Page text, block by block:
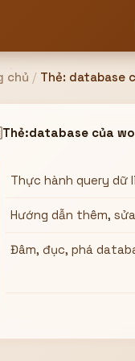
ký
Website!
chủ / Thẻ: database
Thẻ:database của
Thực hành query dữ
Hướng dẫn thêm,
Đâm, đục, phá